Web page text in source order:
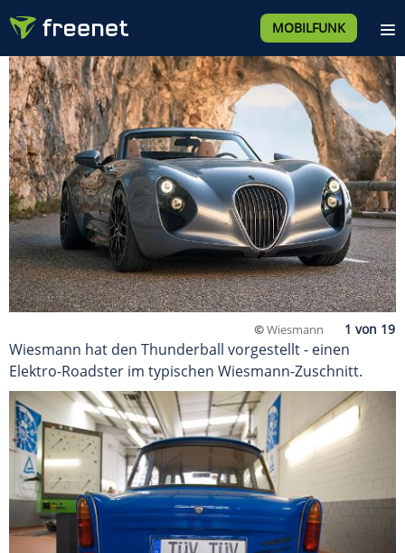
MOBILFUNK
©Wiesmann
Wiesmann hat den Thunderball vorgestellt - einen
Elektro-Roadster im typischen Wiesmann-Zuschnitt.